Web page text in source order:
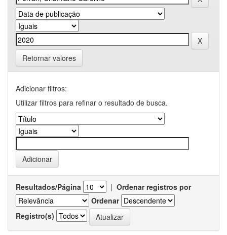
Retornar valores
Adicionar filtros:
Utilizar filtros para refinar o resultado de busca.
Resultados/Página | Ordenar registros por
Ordenar
Registro(s)